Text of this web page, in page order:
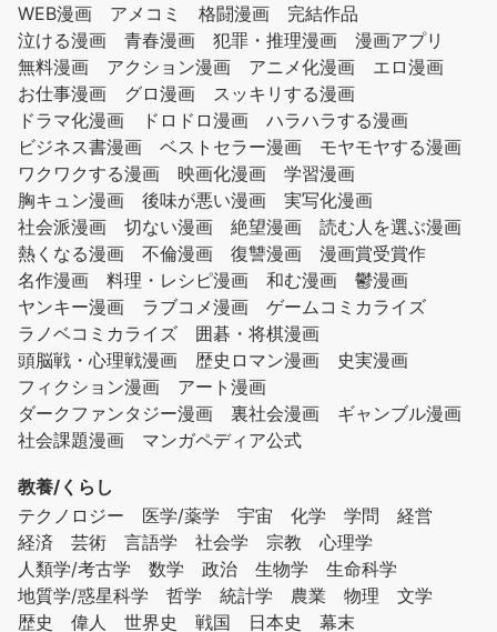
WEB漫画
アメコミ 格闘漫画
完結作品
泣ける漫画
青春漫画 犯罪・推理漫画
漫画アプリ
無料漫画
アクション漫画 アニメ化漫画
エロ漫画
お仕事漫画
グロ漫画
スッキリする漫画
ドラマ化漫画
ドロドロ漫画
ハラハラする漫画
ビジネス書漫画
ベストセラー漫画
モヤモヤする漫画
ワクワクする漫画
映画化漫画
学習漫画
胸キュン漫画
後味が悪い漫画
実写化漫画
社会派漫画
切ない漫画 絶望漫画
読む人を選ぶ漫画
熱くなる漫画
不倫漫画 復讐漫画
漫画賞受賞作
名作漫画
料理・レシピ漫画 和む漫画
鬱漫画
ヤンキー漫画
ラブコメ漫画
ゲームコミカライズ
ラノベコミカライズ
囲碁・将棋漫画
頭脳戦・心理戦漫画
歴史ロマン漫画
史実漫画
フィクション漫画
アート漫画
ダークファンタジー漫画
裏社会漫画
ギャンブル漫画
社会課題漫画
マンガペディア公式
教養/くらし
テクノロジー
医学/薬学 宇宙 化学 学問
経営
経済
芸術 言語学 社会学 宗教
心理学
人類学/考古学
数学 政治 生物学
生命科学
地質学/惑星科学
哲学 統計学 農業 物理
文学
歴史
偉人 世界史 戦国 日本史
幕末